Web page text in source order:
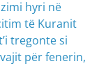
hyri në
të Kuranit
tregonte si
për fenerin,